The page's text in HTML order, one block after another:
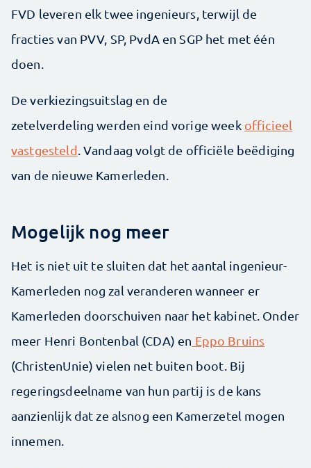
FVD leveren elk twee ingenieurs, terwijl de
fracties van PVV, SP, PvdA en SGP het met één
doen.
De verkiezingsuitslag en de
zetelverdeling werden eind vorige week officieel
vastgesteld . Vandaag volgt de officiële beëdiging
van de nieuwe Kamerleden.
Mogelijk nog meer
Het is niet uit te sluiten dat het aantal ingenieur-
Kamerleden nog zal veranderen wanneer er
Kamerleden doorschuiven naar het kabinet. Onder
meer Henri Bontenbal (CDA) en Eppo Bruins
(ChristenUnie) vielen net buiten boot. Bij
regeringsdeelname van hun partij is de kans
aanzienlijk dat ze alsnog een Kamerzetel mogen
innemen.